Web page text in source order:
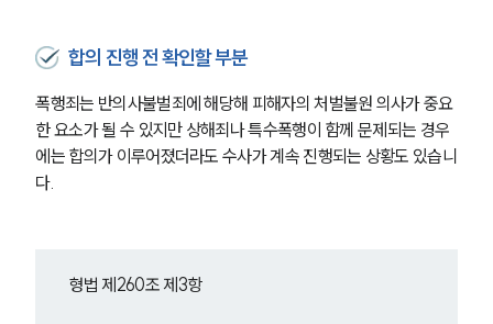
합의 진행 전 확인할 부분
폭행죄는 반의사불벌죄에 해당해 피해자의 처벌불원 의사가 중요
한 요소가 될 수 있지만 상해죄나 특수폭행이 함께 문제되는 경우
에는 합의가 이루어졌더라도 수사가 계속 진행되는 상황도 있습니
다.
형법 제260조 제3항